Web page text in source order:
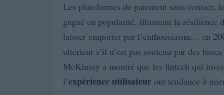
Les plateformes de paiement sans contact,
gagné en popularité, illustrant la résilience
laisser emporter par l’enthousiasme. . en
ultérieur s’il n’est pas soutenu par des
McKinsey a montré que les fintech qui
l’expérience utilisateur ont tendance à